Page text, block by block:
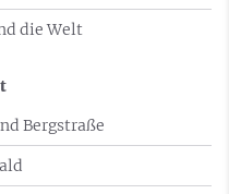
die Welt
Bergstraße